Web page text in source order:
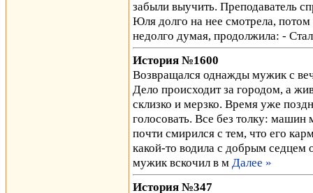
забыли выучить. Преподаватель
Юля долго на нее смотрела,
недолго думая, продолжила: -
История №1600
Возвращался однажды мужик с
Дело происходит за городом, а
склизко и мерзко. Время уже
голосовать. Все без толку: машин
почти смирился с тем, что его
какой-то водила с добрым седцем
мужик вскочил в м Далее »
История №347